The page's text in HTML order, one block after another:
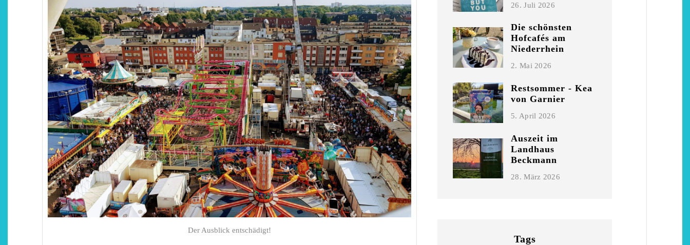
Die schönsten Hofcafés am
Niederrhein
2. Mai 2026
26. Juli 2026
Die schönsten
Hofcafés am
Niederrhein
2. Mai 2026
Restsommer - Kea
von Garnier
5. April 2026
Auszeit im
Landhaus
Beckmann
28. März 2026
Tags
Der Ausblick entschädigt!